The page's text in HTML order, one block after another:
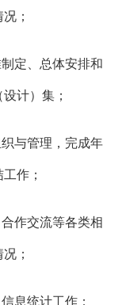
；
定、总体安排和
计）集；
与管理，完成年
作；
作交流等各类相
；
息统计工作；